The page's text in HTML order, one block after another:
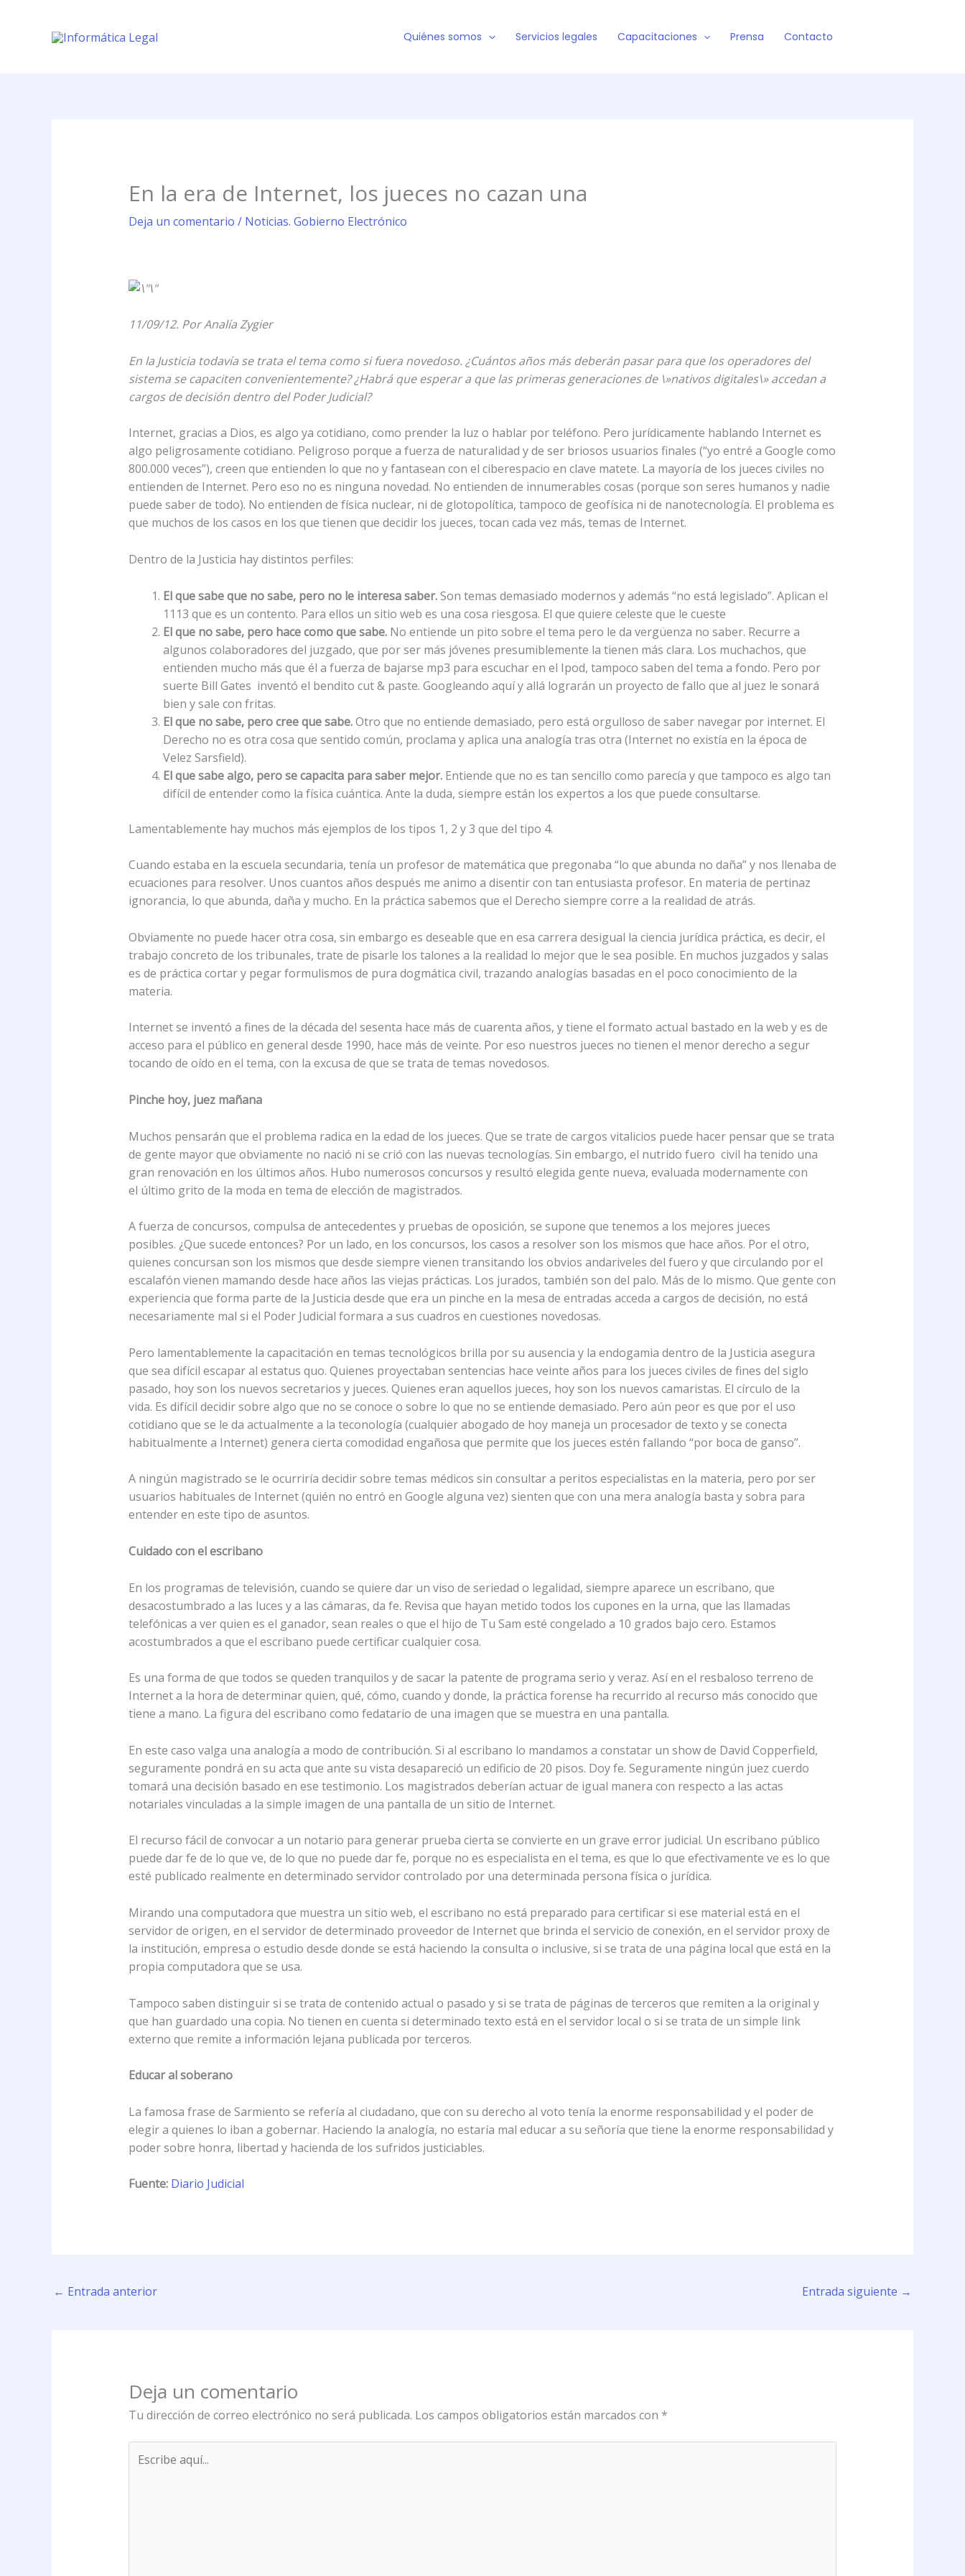
contenido
Quiénes somos Servicios legales Capacitaciones Prensa Contacto
En la era de Internet, los jueces no cazan una
Deja un comentario / Noticias. Gobierno Electrónico
11/09/12. Por Analía Zygier
En la Justicia todavía se trata el tema como si fuera novedoso. ¿Cuántos años más deberán pasar para que los operadores del
sistema se capaciten convenientemente? ¿Habrá que esperar a que las primeras generaciones de \»nativos digitales\» accedan a
cargos de decisión dentro del Poder Judicial?
Internet, gracias a Dios, es algo ya cotidiano, como prender la luz o hablar por teléfono. Pero jurídicamente hablando Internet es
algo peligrosamente cotidiano. Peligroso porque a fuerza de naturalidad y de ser briosos usuarios finales (“yo entré a Google como
800.000 veces”), creen que entienden lo que no y fantasean con el ciberespacio en clave matete. La mayoría de los jueces civiles no
entienden de Internet. Pero eso no es ninguna novedad. No entienden de innumerables cosas (porque son seres humanos y nadie
puede saber de todo). No entienden de física nuclear, ni de glotopolítica, tampoco de geofísica ni de nanotecnología. El problema es
que muchos de los casos en los que tienen que decidir los jueces, tocan cada vez más, temas de Internet.
Dentro de la Justicia hay distintos perfiles:
El que sabe que no sabe, pero no le interesa saber.Son temas demasiado modernos y además “no está legislado”. Aplican el
1113 que es un contento. Para ellos un sitio web es una cosa riesgosa. El que quiere celeste que le cueste
El que no sabe, pero hace como que sabe.No entiende un pito sobre el tema pero le da vergüenza no saber. Recurre a
algunos colaboradores del juzgado, que por ser más jóvenes presumiblemente la tienen más clara. Los muchachos, que
entienden mucho más que él a fuerza de bajarse mp3 para escuchar en el Ipod, tampoco saben del tema a fondo. Pero por
suerte Bill Gates inventó el bendito cut & paste. Googleando aquí y allá lograrán un proyecto de fallo que al juez le sonará
bien y sale con fritas.
El que no sabe, pero cree que sabe.Otro que no entiende demasiado, pero está orgulloso de saber navegar por internet. El
Derecho no es otra cosa que sentido común, proclama y aplica una analogía tras otra (Internet no existía en la época de
Velez Sarsfield).
El que sabe algo, pero se capacita para saber mejor.Entiende que no es tan sencillo como parecía y que tampoco es algo tan
difícil de entender como la física cuántica. Ante la duda, siempre están los expertos a los que puede consultarse.
Lamentablemente hay muchos más ejemplos de los tipos 1, 2 y 3 que del tipo 4.
Cuando estaba en la escuela secundaria, tenía un profesor de matemática que pregonaba “lo que abunda no daña” y nos llenaba de
ecuaciones para resolver. Unos cuantos años después me animo a disentir con tan entusiasta profesor. En materia de pertinaz
ignorancia, lo que abunda, daña y mucho. En la práctica sabemos que el Derecho siempre corre a la realidad de atrás.
Obviamente no puede hacer otra cosa, sin embargo es deseable que en esa carrera desigual la ciencia jurídica práctica, es decir, el
trabajo concreto de los tribunales, trate de pisarle los talones a la realidad lo mejor que le sea posible. En muchos juzgados y salas
es de práctica cortar y pegar formulismos de pura dogmática civil, trazando analogías basadas en el poco conocimiento de la
materia.
Internet se inventó a fines de la década del sesenta hace más de cuarenta años, y tiene el formato actual bastado en la web y es de
acceso para el público en general desde 1990, hace más de veinte. Por eso nuestros jueces no tienen el menor derecho a segur
tocando de oído en el tema, con la excusa de que se trata de temas novedosos.
Pinche hoy, juez mañana
Muchos pensarán que el problema radica en la edad de los jueces. Que se trate de cargos vitalicios puede hacer pensar que se trata
de gente mayor que obviamente no nació ni se crió con las nuevas tecnologías. Sin embargo, el nutrido fuero civil ha tenido una
gran renovación en los últimos años. Hubo numerosos concursos y resultó elegida gente nueva, evaluada modernamente con
el último grito de la moda en tema de elección de magistrados.
A fuerza de concursos, compulsa de antecedentes y pruebas de oposición, se supone que tenemos a los mejores jueces
posibles. ¿Que sucede entonces? Por un lado, en los concursos, los casos a resolver son los mismos que hace años. Por el otro,
quienes concursan son los mismos que desde siempre vienen transitando los obvios andariveles del fuero y que circulando por el
escalafón vienen mamando desde hace años las viejas prácticas. Los jurados, también son del palo. Más de lo mismo. Que gente con
experiencia que forma parte de la Justicia desde que era un pinche en la mesa de entradas acceda a cargos de decisión, no está
necesariamente mal si el Poder Judicial formara a sus cuadros en cuestiones novedosas.
Pero lamentablemente la capacitación en temas tecnológicos brilla por su ausencia y la endogamia dentro de la Justicia asegura
que sea difícil escapar al estatus quo. Quienes proyectaban sentencias hace veinte años para los jueces civiles de fines del siglo
pasado, hoy son los nuevos secretarios y jueces. Quienes eran aquellos jueces, hoy son los nuevos camaristas. El círculo de la
vida. Es difícil decidir sobre algo que no se conoce o sobre lo que no se entiende demasiado. Pero aún peor es que por el uso
cotidiano que se le da actualmente a la teconología (cualquier abogado de hoy maneja un procesador de texto y se conecta
habitualmente a Internet) genera cierta comodidad engañosa que permite que los jueces estén fallando “por boca de ganso”.
A ningún magistrado se le ocurriría decidir sobre temas médicos sin consultar a peritos especialistas en la materia, pero por ser
usuarios habituales de Internet (quién no entró en Google alguna vez) sienten que con una mera analogía basta y sobra para
entender en este tipo de asuntos.
Cuidado con el escribano
En los programas de televisión, cuando se quiere dar un viso de seriedad o legalidad, siempre aparece un escribano, que
desacostumbrado a las luces y a las cámaras, da fe. Revisa que hayan metido todos los cupones en la urna, que las llamadas
telefónicas a ver quien es el ganador, sean reales o que el hijo de Tu Sam esté congelado a 10 grados bajo cero. Estamos
acostumbrados a que el escribano puede certificar cualquier cosa.
Es una forma de que todos se queden tranquilos y de sacar la patente de programa serio y veraz. Así en el resbaloso terreno de
Internet a la hora de determinar quien, qué, cómo, cuando y donde, la práctica forense ha recurrido al recurso más conocido que
tiene a mano. La figura del escribano como fedatario de una imagen que se muestra en una pantalla.
En este caso valga una analogía a modo de contribución. Si al escribano lo mandamos a constatar un show de David Copperfield,
seguramente pondrá en su acta que ante su vista desapareció un edificio de 20 pisos. Doy fe. Seguramente ningún juez cuerdo
tomará una decisión basado en ese testimonio. Los magistrados deberían actuar de igual manera con respecto a las actas
notariales vinculadas a la simple imagen de una pantalla de un sitio de Internet.
El recurso fácil de convocar a un notario para generar prueba cierta se convierte en un grave error judicial. Un escribano público
puede dar fe de lo que ve, de lo que no puede dar fe, porque no es especialista en el tema, es que lo que efectivamente ve es lo que
esté publicado realmente en determinado servidor controlado por una determinada persona física o jurídica.
Mirando una computadora que muestra un sitio web, el escribano no está preparado para certificar si ese material está en el
servidor de origen, en el servidor de determinado proveedor de Internet que brinda el servicio de conexión, en el servidor proxy de
la institución, empresa o estudio desde donde se está haciendo la consulta o inclusive, si se trata de una página local que está en la
propia computadora que se usa.
Tampoco saben distinguir si se trata de contenido actual o pasado y si se trata de páginas de terceros que remiten a la original y
que han guardado una copia. No tienen en cuenta si determinado texto está en el servidor local o si se trata de un simple link
externo que remite a información lejana publicada por terceros.
Educar al soberano
La famosa frase de Sarmiento se refería al ciudadano, que con su derecho al voto tenía la enorme responsabilidad y el poder de
elegir a quienes lo iban a gobernar. Haciendo la analogía, no estaría mal educar a su señoría que tiene la enorme responsabilidad y
poder sobre honra, libertad y hacienda de los sufridos justiciables.
Fuente: Diario Judicial
← Entrada anterior Entrada siguiente →
Deja un comentario
Tu dirección de correo electrónico no será publicada. Los campos obligatorios están marcados con *
aquí...